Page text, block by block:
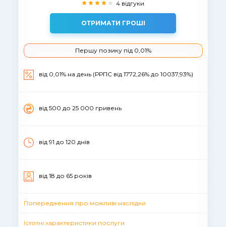
4 відгуки
ОТРИМАТИ ГРОШІ
Першу позику під 0,01%
від 0,01% на день (РРПС від 1772,26% до 10037,93%)
вiд 500 до 25 000 гривень
від 91 до 120 днiв
вiд 18 до 65 рокiв
Попередження про можливі наслідки
Істотні характеристики послуги